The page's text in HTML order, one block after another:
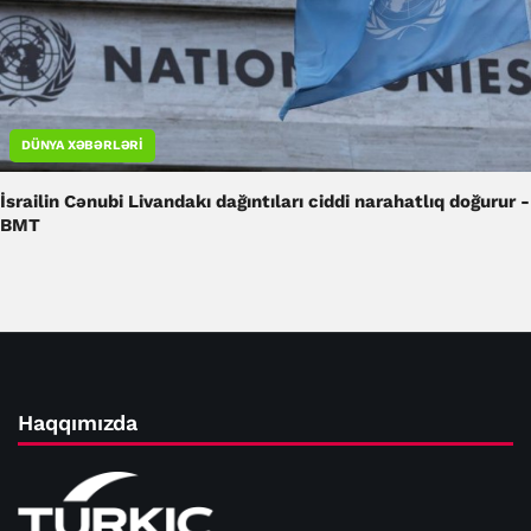
DÜNYA XƏBƏRLƏRI
İsrailin Cənubi Livandakı dağıntıları ciddi narahatlıq doğurur -
BMT
Haqqımızda